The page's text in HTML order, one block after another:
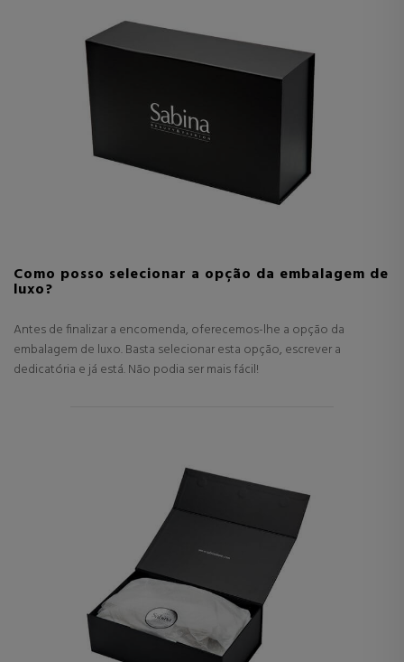
Como posso selecionar a opção da embalagem de
luxo?
Antes de finalizar a encomenda, oferecemos-lhe a opção da
embalagem de luxo. Basta selecionar esta opção, escrever a
dedicatória e já está. Não podia ser mais fácil!